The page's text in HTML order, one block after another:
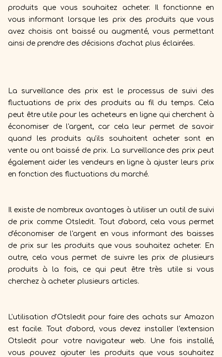
produits que vous souhaitez acheter. Il fonctionne en
vous informant lorsque les prix des produits que vous
avez choisis ont baissé ou augmenté, vous permettant
ainsi de prendre des décisions d'achat plus éclairées.
La surveillance des prix est le processus de suivi des
fluctuations de prix des produits au fil du temps. Cela
peut être utile pour les acheteurs en ligne qui cherchent à
économiser de l'argent, car cela leur permet de savoir
quand les produits qu'ils souhaitent acheter sont en
vente ou ont baissé de prix. La surveillance des prix peut
également aider les vendeurs en ligne à ajuster leurs prix
en fonction des fluctuations du marché.
Il existe de nombreux avantages à utiliser un outil de suivi
de prix comme Otsledit. Tout d'abord, cela vous permet
d'économiser de l'argent en vous informant des baisses
de prix sur les produits que vous souhaitez acheter. En
outre, cela vous permet de suivre les prix de plusieurs
produits à la fois, ce qui peut être très utile si vous
cherchez à acheter plusieurs articles.
L'utilisation d'Otsledit pour faire des achats sur Amazon
est facile. Tout d'abord, vous devez installer l'extension
Otsledit pour votre navigateur web. Une fois installé,
vous pouvez ajouter les produits que vous souhaitez